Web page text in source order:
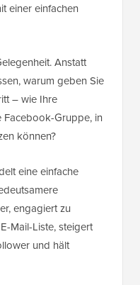
einer einfachen
Anstatt
warum geben Sie
– wie Ihre
Gruppe, in
können?
eine einfache
engagiert zu
Mail-Liste, steigert
und hält